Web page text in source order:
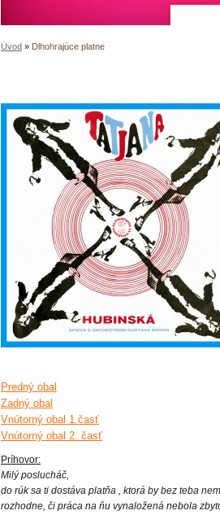
Úvod » Dlhohrajúce platne
Predný obal
Zadný obal
Vnútorný obal 1.časť
Vnútorný obal 2. časť
Príhovor:
Milý poslucháč,
do rúk sa ti dostáva platňa , ktorá by bez teba
rozhodne, či práca na ňu vynaložená nebola